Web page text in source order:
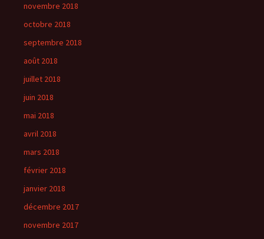
novembre 2018
octobre 2018
septembre 2018
août 2018
juillet 2018
juin 2018
mai 2018
avril 2018
mars 2018
février 2018
janvier 2018
décembre 2017
novembre 2017